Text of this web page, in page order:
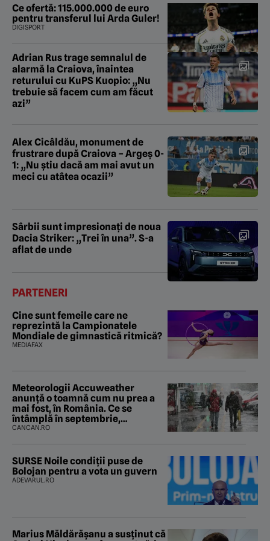
Boc
Ce ofertă: 115.000.000 de euro
pentru transferul lui Arda Guler!
DIGISPORT
Adrian Rus trage semnalul de
alarmă la Craiova, înaintea
returului cu KuPS Kuopio: „Nu
trebuie să facem cum am făcut
azi”
Alex Cicâldău, monument de
frustrare după Craiova – Argeș 0-
1: „Nu știu dacă am mai avut un
meci cu atâtea ocazii”
Sârbii sunt impresionați de noua
Dacia Striker: „Trei în una”. S-a
aflat de unde
PARTENERI
Cine sunt femeile care ne
reprezintă la Campionatele
Mondiale de gimnastică ritmică?
MEDIAFAX
Meteorologii Accuweather
anunță o toamnă cum nu prea a
mai fost, în România. Ce se
întâmplă în septembrie,
octombrie și noiembrie 2026, în
CANCAN.RO
SURSE Noile condiții puse de
Bolojan pentru a vota un guvern
ADEVARUL.RO
Marius Măldărăşanu a susţinut că